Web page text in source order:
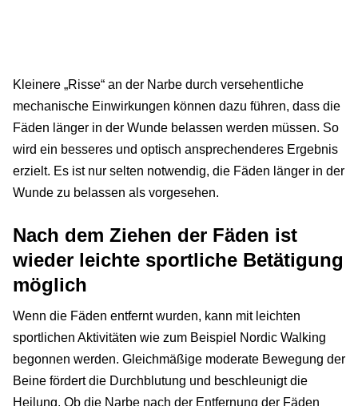
Kleinere „Risse“ an der Narbe durch versehentliche
mechanische Einwirkungen können dazu führen, dass die
Fäden länger in der Wunde belassen werden müssen. So
wird ein besseres und optisch ansprechenderes Ergebnis
erzielt. Es ist nur selten notwendig, die Fäden länger in der
Wunde zu belassen als vorgesehen.
Nach dem Ziehen der Fäden ist
wieder leichte sportliche Betätigung
möglich
Wenn die Fäden entfernt wurden, kann mit leichten
sportlichen Aktivitäten wie zum Beispiel Nordic Walking
begonnen werden. Gleichmäßige moderate Bewegung der
Beine fördert die Durchblutung und beschleunigt die
Heilung. Ob die Narbe nach der Entfernung der Fäden